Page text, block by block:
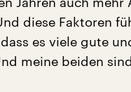
diese Faktoren
es viele gute
meine beiden